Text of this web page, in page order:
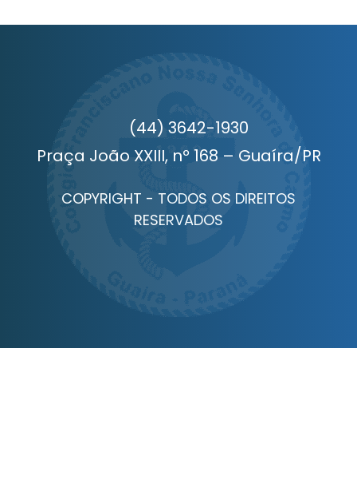
(44) 3642-1930
Praça João XXIII, nº 168 – Guaíra/PR
COPYRIGHT - TODOS OS DIREITOS
RESERVADOS